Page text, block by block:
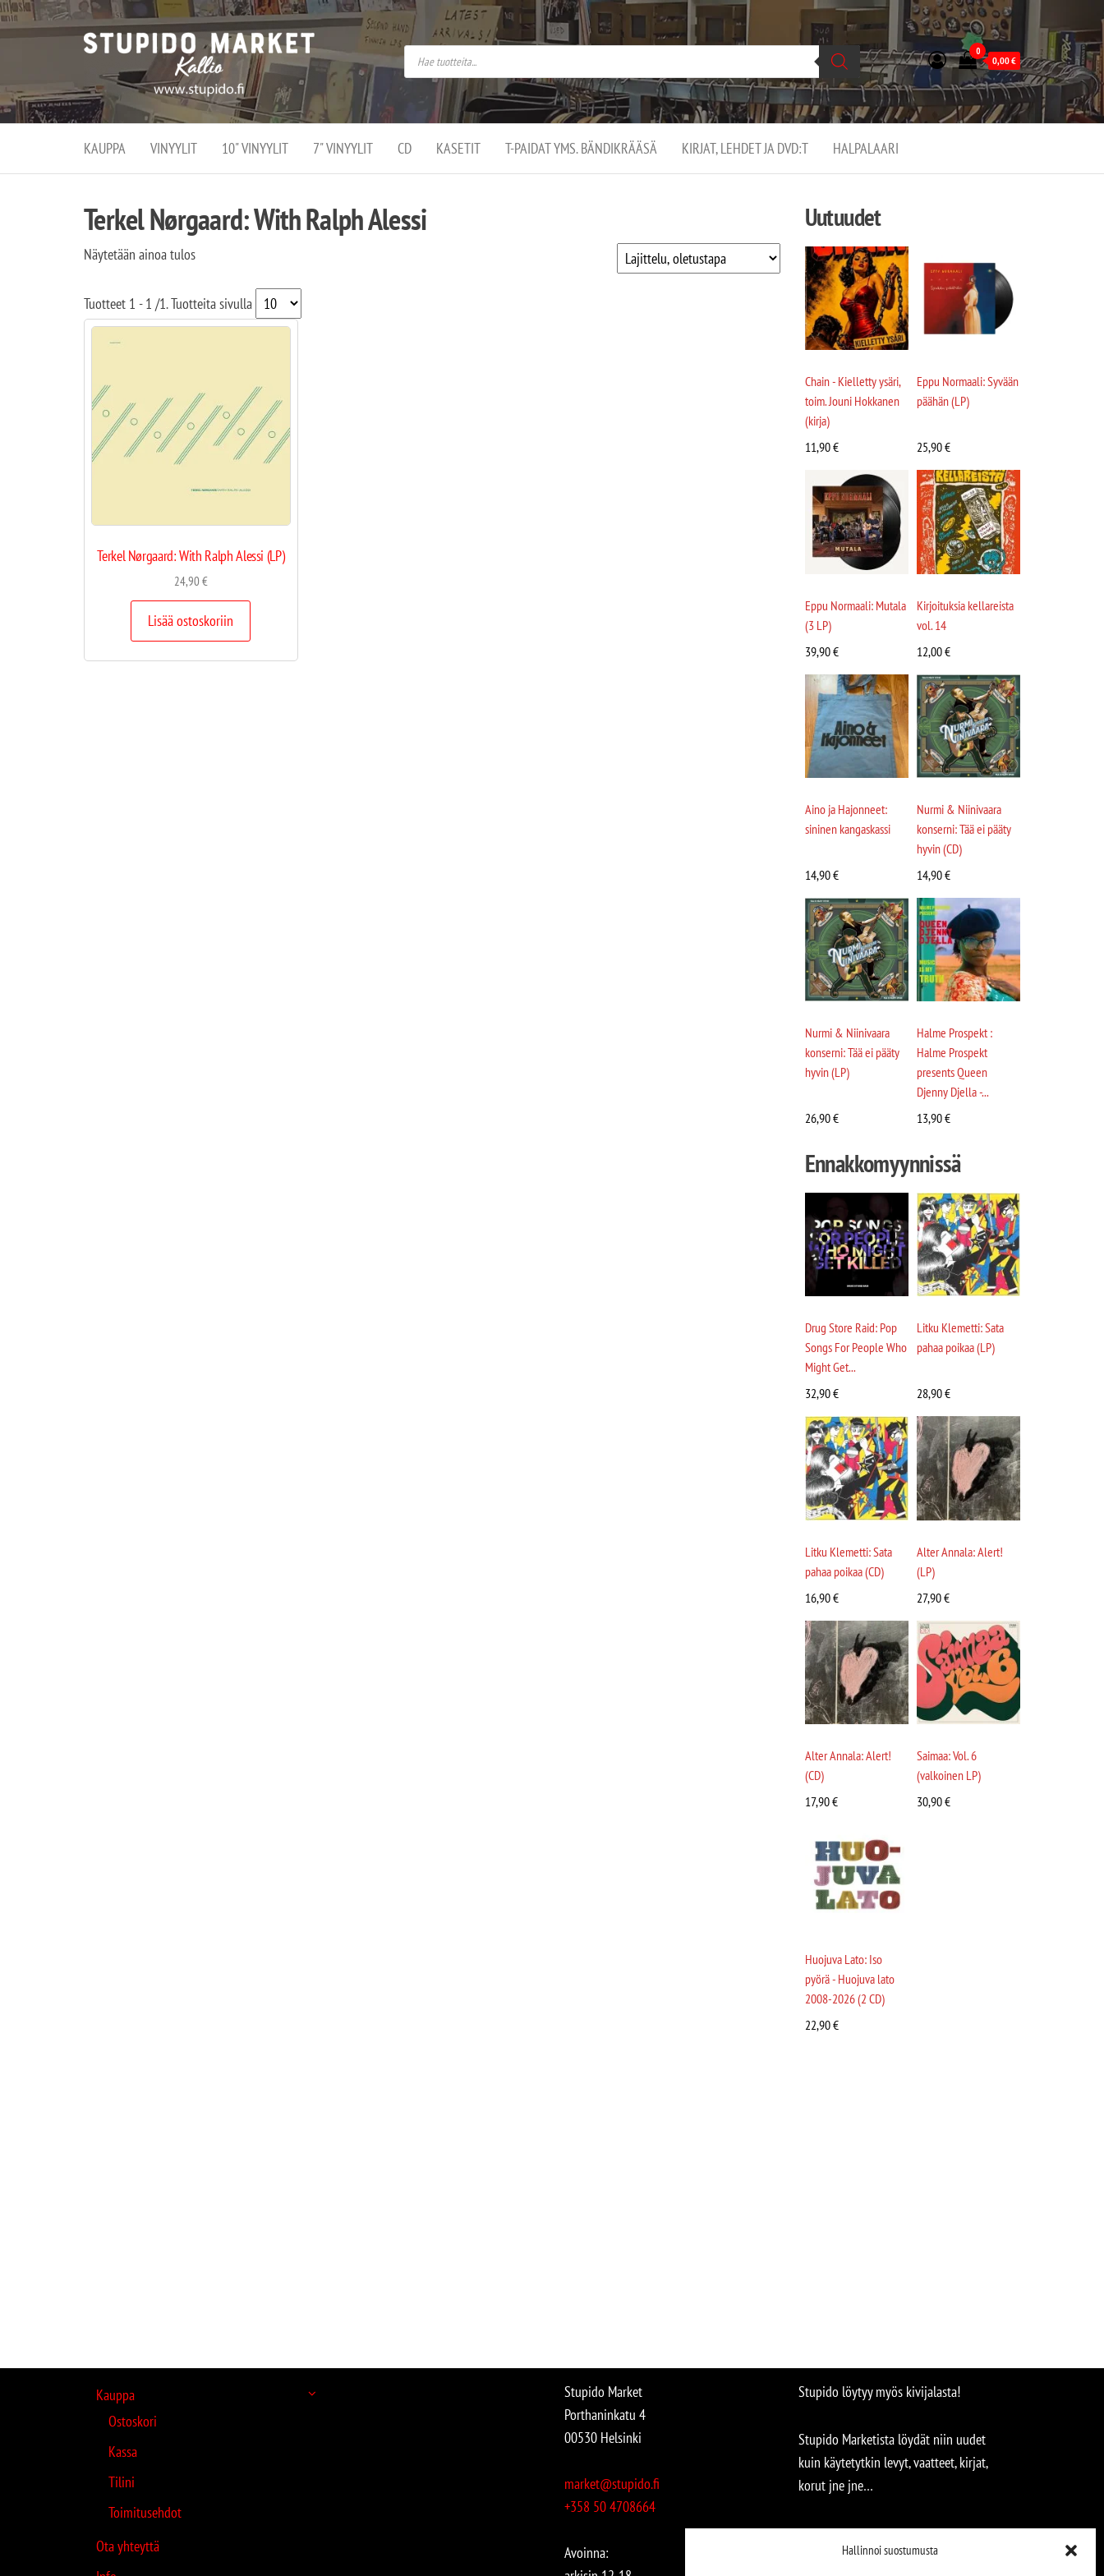
Hallinnoi suostumusta
Stupido
Market –
verkossa
ja
kivijalassa
Stupido Market on
vaihtoehtomusaan
erikoistunut
verkko- sekä
kivijalkakauppa
Helsingissä
Kallion
0
0,00€
KAUPPA VINYYLIT 10" VINYYLIT 7" VINYYLIT CD KASETIT T-PAIDAT YMS. BÄNDIKRÄÄSÄ KIRJAT, LEHDET JA DVD:T HALPALAARI
Terkel Nørgaard: With Ralph Alessi
Näytetään ainoa tulos
Tuotteet 1 - 1 /1. Tuotteita sivulla
Terkel Nørgaard: With Ralph Alessi (LP)
24,90€
Lisää ostoskoriin
Uutuudet
Chain - Kielletty ysäri,
toim. Jouni Hokkanen
(kirja)
11,90€
Eppu Normaali: Syvään
päähän (LP)
25,90€
Eppu Normaali: Mutala
(3 LP)
39,90€
Kirjoituksia kellareista
vol. 14
12,00€
Aino ja Hajonneet:
sininen kangaskassi
14,90€
Nurmi & Niinivaara
konserni: Tää ei pääty
hyvin (CD)
14,90€
Nurmi & Niinivaara
konserni: Tää ei pääty
hyvin (LP)
26,90€
Halme Prospekt :
Halme Prospekt
presents Queen
Djenny Djella -...
13,90€
Ennakkomyynnissä
Drug Store Raid: Pop
Songs For People Who
Might Get...
32,90€
Litku Klemetti: Sata
pahaa poikaa (LP)
28,90€
Litku Klemetti: Sata
pahaa poikaa (CD)
16,90€
Alter Annala: Alert!
(LP)
27,90€
Alter Annala: Alert!
(CD)
17,90€
Saimaa: Vol. 6
(valkoinen LP)
30,90€
Huojuva Lato: Iso
pyörä - Huojuva lato
2008-2026 (2 CD)
22,90€
Kauppa
Ostoskori
Kassa
Tilini
Toimitusehdot
Ota yhteyttä
Stupido Market
Porthaninkatu 4
00530 Helsinki
market@stupido.fi
+358 50 4708664
Avoinna:
Stupido löytyy myös kivijalasta!
Stupido Marketista löydät niin uudet
kuin käytetytkin levyt, vaatteet, kirjat,
korut jne jne…